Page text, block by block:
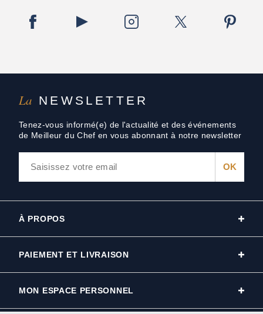
La NEWSLETTER
Tenez-vous informé(e) de l'actualité et des événements
de Meilleur du Chef en vous abonnant à notre newsletter
À PROPOS
PAIEMENT ET LIVRAISON
MON ESPACE PERSONNEL